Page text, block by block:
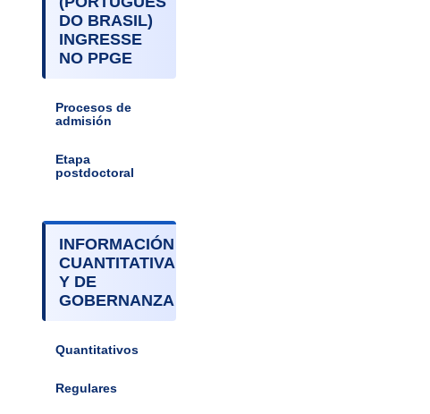
DO BRASIL)
INGRESSE
NO PPGE
Procesos de
admisión
Etapa
postdoctoral
INFORMACIÓN
CUANTITATIVA
Y DE
GOBERNANZA
Quantitativos
Regulares